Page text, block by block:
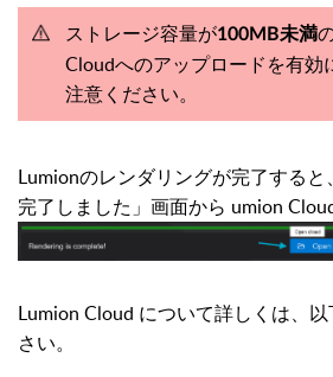
ストレージ容量が100MB未満
Cloudへのアップロードを有効
注意ください。
Lumionのレンダリングが完了する
完了しました」画面から umion
Lumion Cloud について詳しくは、
さい。